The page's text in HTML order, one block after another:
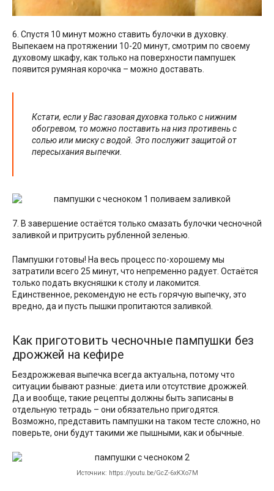
6. Спустя 10 минут можно ставить булочки в духовку.
Выпекаем на протяжении 10-20 минут, смотрим по своему
духовому шкафу, как только на поверхности пампушек
появится румяная корочка – можно доставать.
Кстати, если у Вас газовая духовка только с нижним
обогревом, то можно поставить на низ противень с
солью или миску с водой. Это послужит защитой от
пересыхания выпечки.
7. В завершение остаётся только смазать булочки чесночной
заливкой и притрусить рубленной зеленью.
Пампушки готовы! На весь процесс по-хорошему мы
затратили всего 25 минут, что непременно радует. Остаётся
только подать вкусняшки к столу и лакомится.
Единственное, рекомендую не есть горячую выпечку, это
вредно, да и пусть пышки пропитаются заливкой.
Как приготовить чесночные пампушки без
дрожжей на кефире
Бездрожжевая выпечка всегда актуальна, потому что
ситуации бывают разные: диета или отсутствие дрожжей.
Да и вообще, такие рецепты должны быть записаны в
отдельную тетрадь – они обязательно пригодятся.
Возможно, представить пампушки на таком тесте сложно, но
поверьте, они будут такими же пышными, как и обычные.
Источник: https://youtu.be/GcZ-6xKXo7M